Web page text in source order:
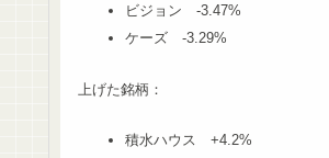
ビジョン -3.47%
ケーズ -3.29%
上げた銘柄：
積水ハウス +4.2%